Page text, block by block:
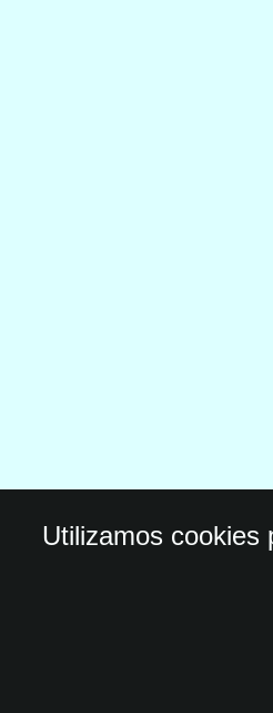
Utilizamos cookies